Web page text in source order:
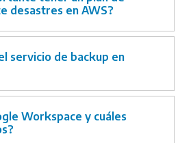
desastres en AWS?
servicio de backup en
Workspace y cuáles